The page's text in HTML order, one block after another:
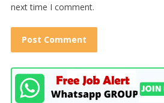
next time I comment.